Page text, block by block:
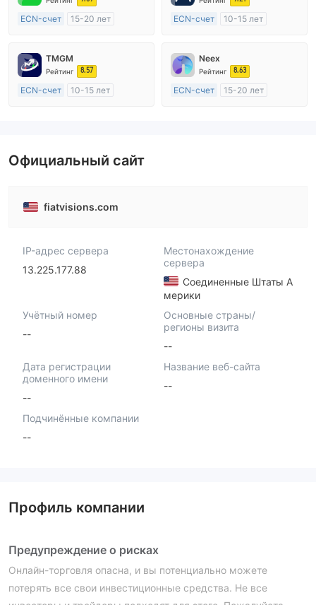
ECN-счет
15-20 лет
Маркет-Мейкинг (MM)
Основной стандарт MT4
ECN-счет
10-15 лет
Маркет-Мейкинг (MM)
Основной стандарт MT4
TMGM
Рейтинг 8.57
ECN-счет
10-15 лет
Neex
Рейтинг 8.63
ECN-счет
15-20 лет
Официальный сайт
fiatvisions.com
IP-адрес сервера
13.225.177.88
Местонахождение
сервера
Соединенные Штаты А
мерики
Учётный номер
--
Основные страны/
регионы визита
--
Дата регистрации
доменного имени
--
Название веб-сайта
--
Подчинённые компании
--
Профиль компании
Предупреждение о рисках
Онлайн-торговля опасна, и вы потенциально можете
потерять все свои инвестиционные средства. Не все